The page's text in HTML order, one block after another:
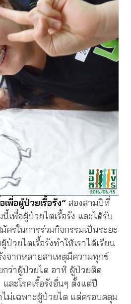
พื่อผู้ป่วยเรื้อรัง” สองสามปีที่
เพื่อผู้ป่วยไตเรื้อรัง และได้รับ
ครในการร่วมกิจกรรมเป็นระยะ
วยไตเรื้อรังทำให้เราได้เรียน
งจากหลายสาเหตุมีความทุกข์
ว่าผู้ป่วยไต อาทิ ผู้ป่วยติด
ละโรคเรื้อรังอื่นๆ ตั้งแต่ปี
ม่เฉพาะผู้ป่วยไต แต่ครอบคลุม